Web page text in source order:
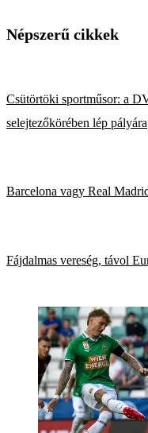
Népszerű cikkek
Csütörtöki sportműsor: a
selejtezőkörében lép pályára
Barcelona vagy Real
Fájdalmas vereség, távol